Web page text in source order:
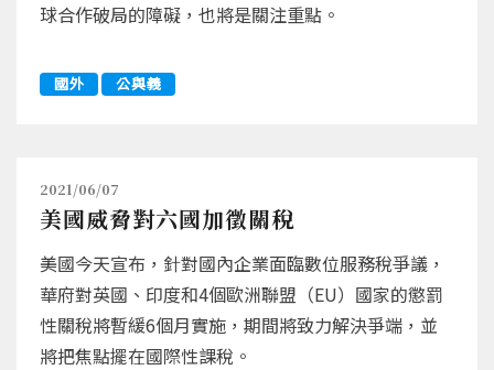
球合作破局的障礙，也將是關注重點。
國外 公與義
2021/06/07
美國威脅對六國加徵關稅
美國今天宣布，針對國內企業面臨數位服務稅爭議，
華府對英國、印度和4個歐洲聯盟（EU）國家的懲罰
性關稅將暫緩6個月實施，期間將致力解決爭端，並
將把焦點擺在國際性課稅。